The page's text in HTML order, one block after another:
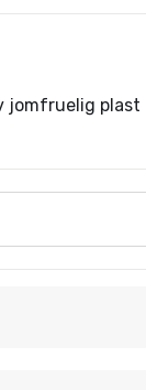
jomfruelig plast